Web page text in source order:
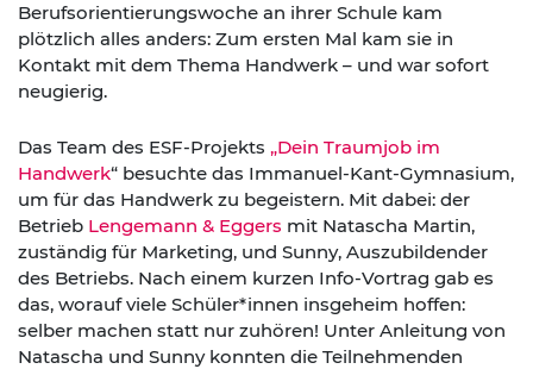
Berufsorientierungswoche an ihrer Schule kam
plötzlich alles anders: Zum ersten Mal kam sie in
Kontakt mit dem Thema Handwerk – und war sofort
neugierig.
Das Team des ESF-Projekts „Dein Traumjob im
Handwerk“ besuchte das Immanuel-Kant-Gymnasium,
um für das Handwerk zu begeistern. Mit dabei: der
Betrieb Lengemann & Eggers mit Natascha Martin,
zuständig für Marketing, und Sunny, Auszubildender
des Betriebs. Nach einem kurzen Info-Vortrag gab es
das, worauf viele Schüler*innen insgeheim hoffen:
selber machen statt nur zuhören! Unter Anleitung von
Natascha und Sunny konnten die Teilnehmenden